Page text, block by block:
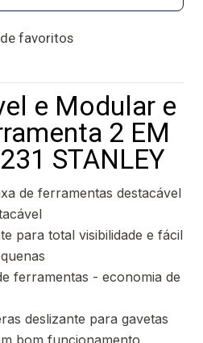
favoritos
e Modular e
2 EM
STANLEY
de ferramentas destacável
para total visibilidade e fácil
ferramentas - economia de
deslizante para gavetas
bom funcionamento